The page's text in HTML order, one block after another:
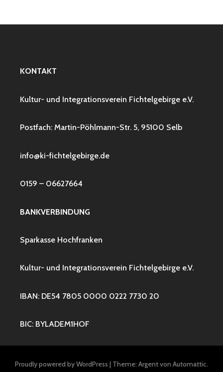
KONTAKT
Kultur- und Integrationsverein Fichtelgebirge e.V.
Postfach: Martin-Pöhlmann-Str. 5, 95100 Selb
info@ki-fichtelgebirge.de
0159 – 06627664
BANKVERBINDUNG
Sparkasse Hochfranken
Kultur- und Integrationsverein Fichtelgebirge e.V.
IBAN: DE54 7805 0000 0222 7730 20
BIC: BYLADEM1HOF
Proudly powered by WordPress | Theme: Argent von Automattic.